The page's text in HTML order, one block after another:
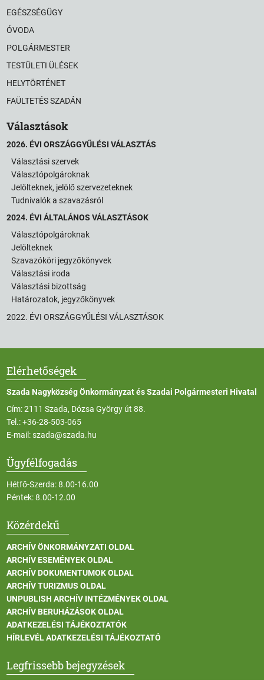
EGÉSZSÉGÜGY
ÓVODA
POLGÁRMESTER
TESTÜLETI ÜLÉSEK
HELYTÖRTÉNET
FAÜLTETÉS SZADÁN
Választások
2026. ÉVI ORSZÁGGYŰLÉSI VÁLASZTÁS
Választási szervek
Választópolgároknak
Jelölteknek, jelölő szervezeteknek
Tudnivalók a szavazásról
2024. ÉVI ÁLTALÁNOS VÁLASZTÁSOK
Választópolgároknak
Jelölteknek
Szavazóköri jegyzőkönyvek
Választási iroda
Választási bizottság
Határozatok, jegyzőkönyvek
2022. ÉVI ORSZÁGGYŰLÉSI VÁLASZTÁSOK
Elérhetőségek
Szada Nagyközség Önkormányzat és Szadai Polgármesteri Hivatal
Cím: 2111 Szada, Dózsa György út 88.
Tel.:+36-28-503-065
E-mail:szada@szada.hu
Ügyfélfogadás
Hétfő-Szerda: 8.00-16.00
Péntek: 8.00-12.00
Közérdekű
ARCHÍV ÖNKORMÁNYZATI OLDAL
ARCHÍV ESEMÉNYEK OLDAL
ARCHÍV DOKUMENTUMOK OLDAL
ARCHÍV TURIZMUS OLDAL
UNPUBLISH ARCHÍV INTÉZMÉNYEK OLDAL
ARCHÍV BERUHÁZÁSOK OLDAL
ADATKEZELÉSI TÁJÉKOZTATÓK
HÍRLEVÉL ADATKEZELÉSI TÁJÉKOZTATÓ
Legfrissebb bejegyzések